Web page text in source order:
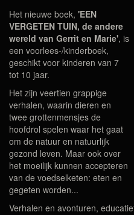
Het nieuwe boek, 'EEN
VERGETEN TUIN, de andere
wereld van Gerrit en Marie', is
een voorlees-/kinderboek,
geschikt voor kinderen van 7
tot 10 jaar.
Het zijn veertien grappige
verhalen, waarin dieren en
twee grottenmensjes de
hoofdrol spelen waar het gaat
om de natuur en natuurlijk
gezond leven. Maar ook over
het moeilijk kunnen accepteren
van de voedselketen: eten en
gegeten worden...
Verhalen en avonturen,